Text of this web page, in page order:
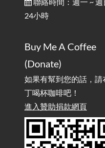
行動網路無法連線？三星手機簡
/ Mobile Network Not
實作相容OpenAI API，但背後
務 / Implementing OpenAI
Powered by OpenAI
雜談：生活小技巧之用魔鬼氈
/ Talk: Use Velcro to Prevent
24小時
Buy Me A Coffee
(Donate)
如果有幫到您的話，請
丁喝杯咖啡吧！
進入贊助捐款網頁